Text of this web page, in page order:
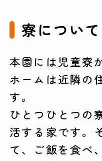
寮について
本園には児童寮
ホームは近隣の
す。
ひとつひとつの
活する家です。
て、ご飯を食べ